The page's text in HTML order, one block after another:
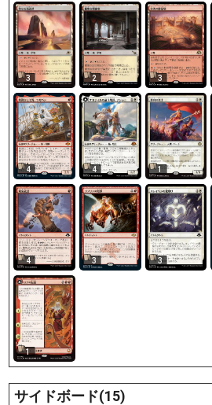
3 2 3
4 4 1
4 3 3
1
サイドボード(15)